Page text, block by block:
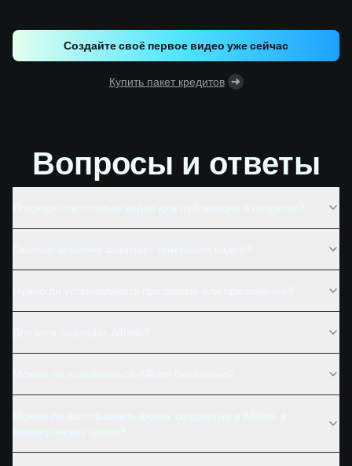
Создайте своё первое видео уже сейчас
Купить пакет кредитов
Вопросы и ответы